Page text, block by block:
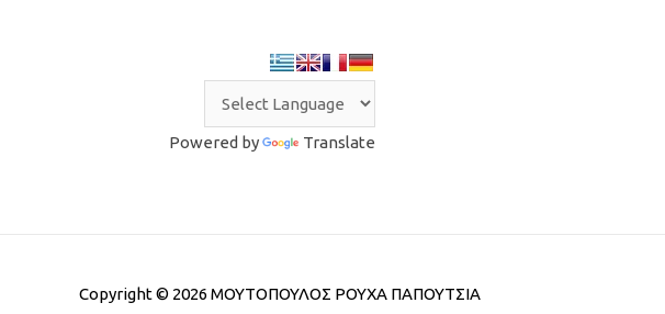
Powered by Translate
Copyright © 2026 ΜΟΥΤΟΠΟΥΛΟΣ ΡΟΥΧΑ ΠΑΠΟΥΤΣΙΑ